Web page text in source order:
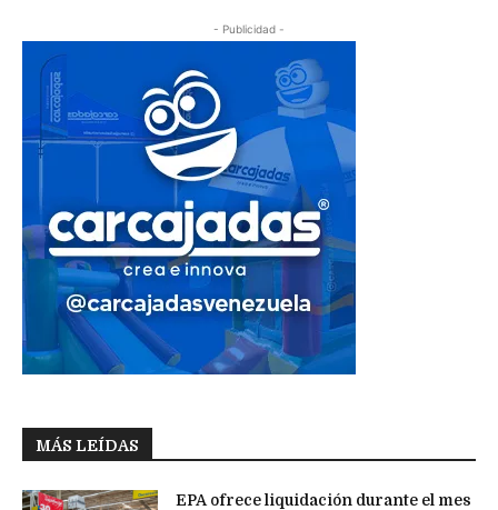
- Publicidad -
MÁS LEÍDAS
EPA ofrece liquidación durante el mes